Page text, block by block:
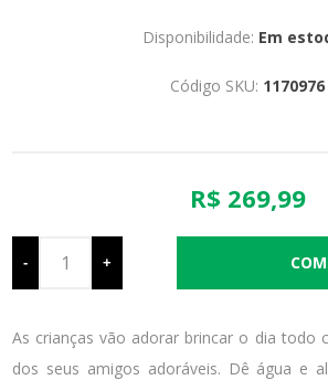
Disponibilidade: Em
Código SKU: 1170976
R$ 269,99
- +
As crianças vão adorar brincar o dia todo
dos seus amigos adoráveis. Dê água e